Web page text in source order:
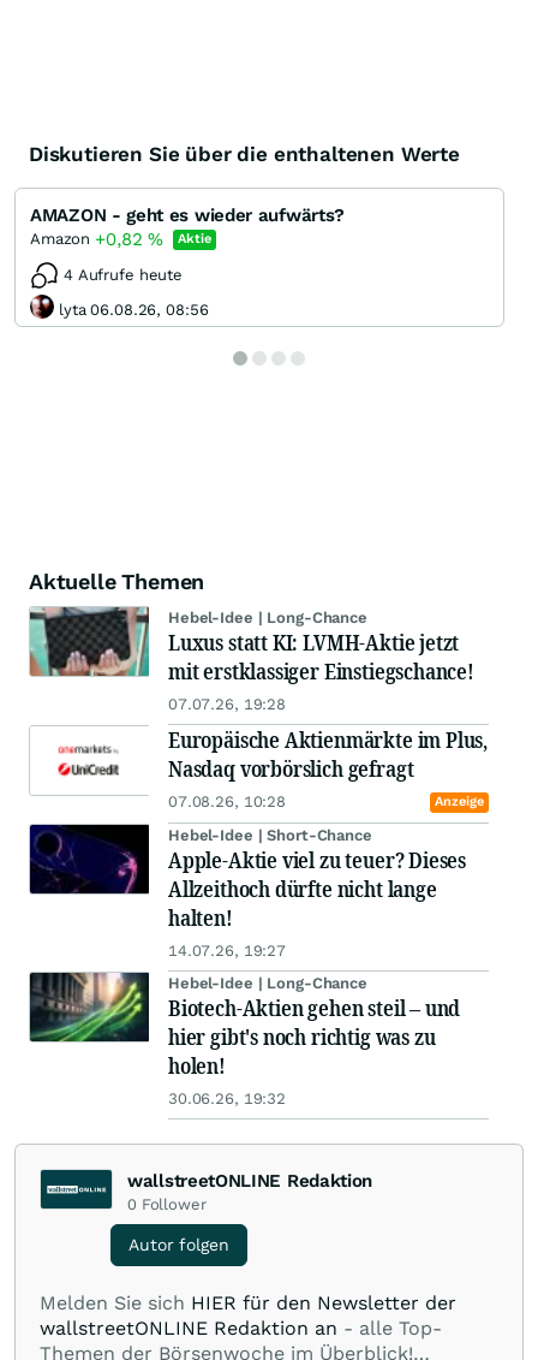
Diskutieren Sie über die enthaltenen Werte
AMAZON - geht es wieder aufwärts?
Amazon +0,82% Aktie
4 Aufrufe heute
lyta 06.08.26, 08:56
Aktuelle Themen
Hebel-Idee | Long-Chance
Luxus statt KI: LVMH-Aktie jetzt
mit erstklassiger Einstiegschance!
07.07.26, 19:28
Europäische Aktienmärkte im Plus,
Nasdaq vorbörslich gefragt
07.08.26, 10:28 Anzeige
Hebel-Idee | Short-Chance
Apple-Aktie viel zu teuer? Dieses
Allzeithoch dürfte nicht lange
halten!
14.07.26, 19:27
Hebel-Idee | Long-Chance
Biotech-Aktien gehen steil – und
hier gibt's noch richtig was zu
holen!
30.06.26, 19:32
wallstreetONLINE Redaktion
0 Follower
Autor folgen
Melden Sie sich HIER für den Newsletter der
wallstreetONLINE Redaktion an - alle Top-
Themen der Börsenwoche im Überblick!